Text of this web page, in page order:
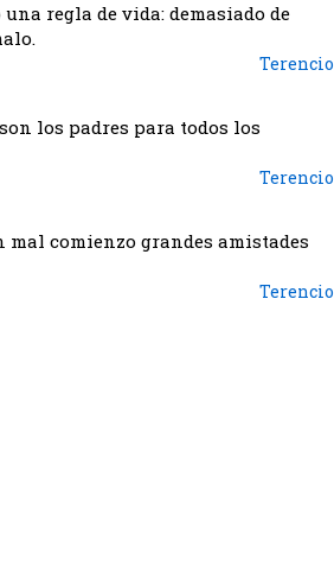
una regla de vida: demasiado de
Terencio
son los padres para todos los
Terencio
mal comienzo grandes amistades
Terencio